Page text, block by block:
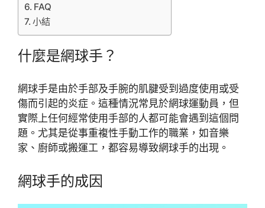
FAQ
小結
什麼是網球手？
網球手是由於手部及手腕的肌腱受到過度使用或受
傷而引起的炎症。這種情況常見於網球運動員，但
實際上任何經常使用手部的人都可能會遇到這個問
題。尤其是從事重複性手動工作的職業，如音樂
家、廚師或搬運工，都容易導致網球手的出現。
網球手的成因